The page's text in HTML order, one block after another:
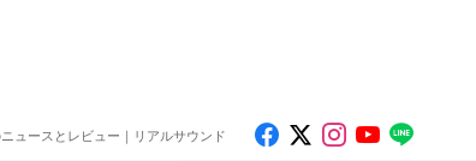
ュースとレビュー｜リアルサウンド Like on Facebook
Follow on x
Follow on
Follow